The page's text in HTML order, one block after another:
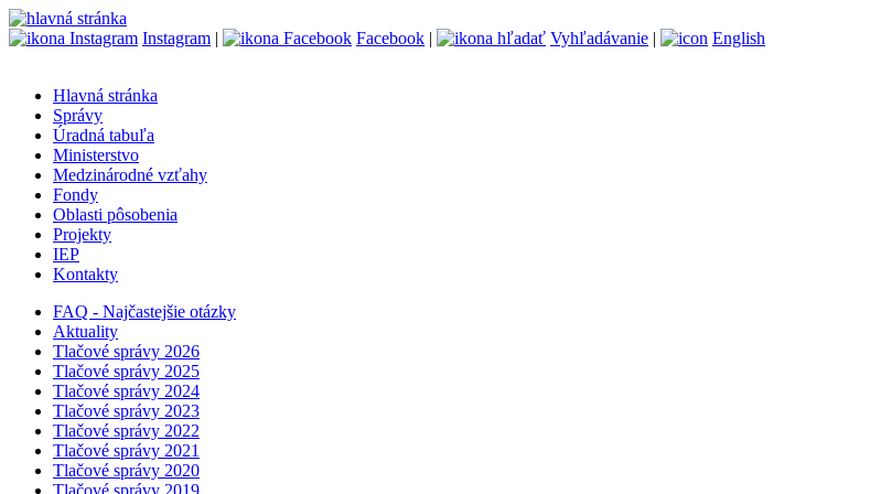
Instagram | Facebook | Vyhľadávanie | English
Hlavná stránka
Správy
Úradná tabuľa
Ministerstvo
Medzinárodné vzťahy
Fondy
Oblasti pôsobenia
Projekty
IEP
Kontakty
FAQ - Najčastejšie otázky
Aktuality
Tlačové správy 2026
Tlačové správy 2025
Tlačové správy 2024
Tlačové správy 2023
Tlačové správy 2022
Tlačové správy 2021
Tlačové správy 2020
Tlačové správy 2019